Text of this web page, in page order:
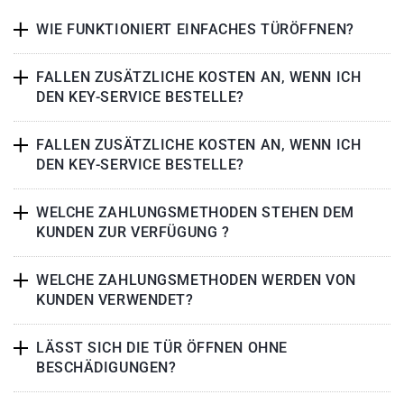
WIE FUNKTIONIERT EINFACHES TÜRÖFFNEN?
FALLEN ZUSÄTZLICHE KOSTEN AN, WENN ICH
DEN KEY-SERVICE BESTELLE?
FALLEN ZUSÄTZLICHE KOSTEN AN, WENN ICH
DEN KEY-SERVICE BESTELLE?
WELCHE ZAHLUNGSMETHODEN STEHEN DEM
KUNDEN ZUR VERFÜGUNG ?
WELCHE ZAHLUNGSMETHODEN WERDEN VON
KUNDEN VERWENDET?
LÄSST SICH DIE TÜR ÖFFNEN OHNE
BESCHÄDIGUNGEN?